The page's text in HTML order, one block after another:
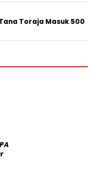
Toraja Masuk 500